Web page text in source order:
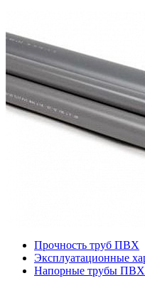
Прочность труб ПВХ
Эксплуатационные
Напорные трубы ПВХ